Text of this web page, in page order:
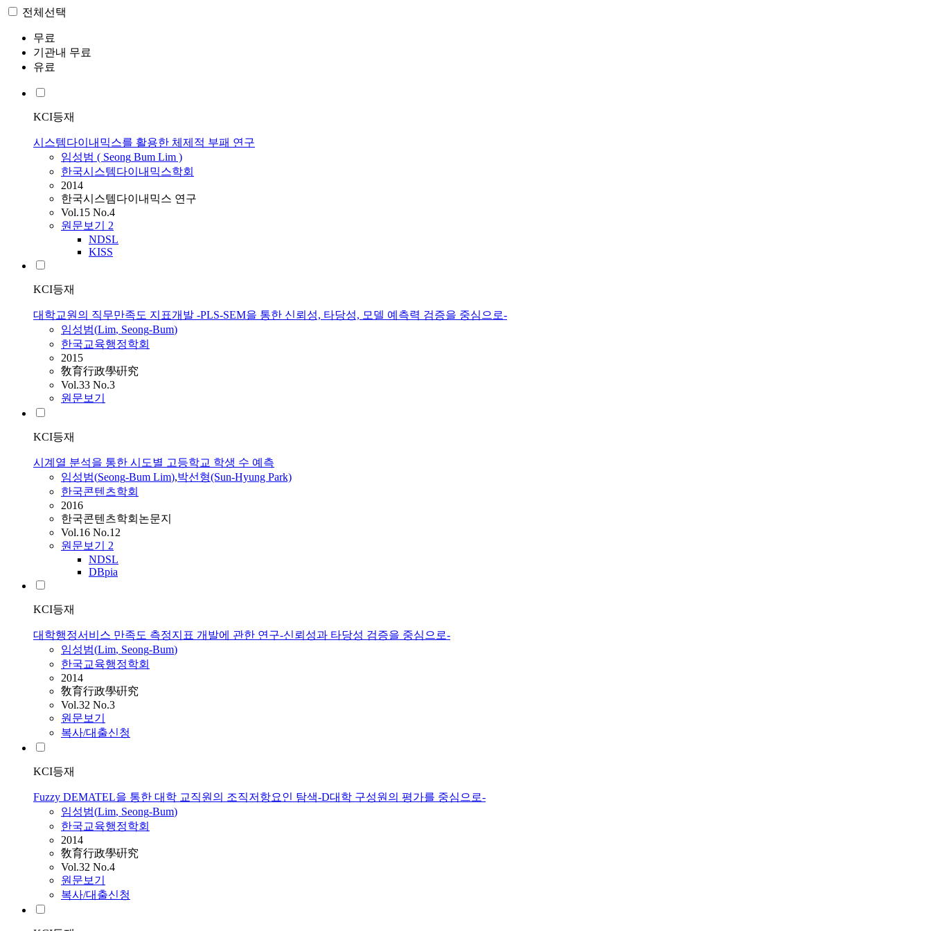
전체선택
무료
기관내 무료
유료
KCI등재
시스템다이내믹스를 활용한 체제적 부패 연구
임성범 ( Seong Bum Lim )
한국시스템다이내믹스학회
2014
한국시스템다이내믹스 연구
Vol.15 No.4
원문보기 2
NDSL
KISS
KCI등재
대학교원의 직무만족도 지표개발 -PLS-SEM을 통한 신뢰성, 타당성, 모델 예측력 검증을 중심으로-
임성범(Lim, Seong-Bum)
한국교육행정학회
2015
敎育行政學硏究
Vol.33 No.3
원문보기
KCI등재
시계열 분석을 통한 시도별 고등학교 학생 수 예측
임성범(Seong-Bum Lim),박선형(Sun-Hyung Park)
한국콘텐츠학회
2016
한국콘텐츠학회논문지
Vol.16 No.12
원문보기 2
NDSL
DBpia
KCI등재
대학행정서비스 만족도 측정지표 개발에 관한 연구-신뢰성과 타당성 검증을 중심으로-
임성범(Lim, Seong-Bum)
한국교육행정학회
2014
敎育行政學硏究
Vol.32 No.3
원문보기
복사/대출신청
KCI등재
Fuzzy DEMATEL을 통한 대학 교직원의 조직저항요인 탐색-D대학 구성원의 평가를 중심으로-
임성범(Lim, Seong-Bum)
한국교육행정학회
2014
敎育行政學硏究
Vol.32 No.4
원문보기
복사/대출신청